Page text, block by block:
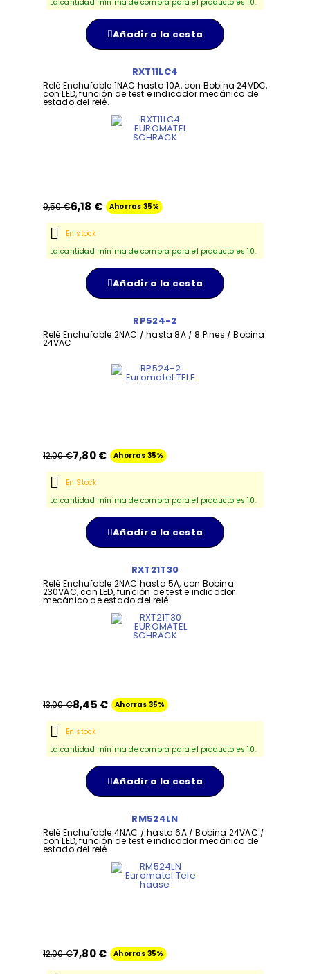
La cantidad mínima de compra para el producto es 10.
Añadir a la cesta
RXT11LC4
Relé Enchufable 1NAC hasta 10A, con Bobina 24VDC,
con LED, función de test e indicador mecánico de
estado del relé.
9,50 €6,18 € Ahorras 35%
En stock
La cantidad mínima de compra para el producto es 10.
Añadir a la cesta
RP524-2
Relé Enchufable 2NAC / hasta 8A / 8 Pines / Bobina
24VAC
12,00 €7,80 € Ahorras 35%
En Stock
La cantidad mínima de compra para el producto es 10.
Añadir a la cesta
RXT21T30
Relé Enchufable 2NAC hasta 5A, con Bobina
230VAC, con LED, función de test e indicador
mecánico de estado del relé.
13,00 €8,45 € Ahorras 35%
En stock
La cantidad mínima de compra para el producto es 10.
Añadir a la cesta
RM524LN
Relé Enchufable 4NAC / hasta 6A / Bobina 24VAC /
con LED, función de test e indicador mecánico de
estado del relé.
12,00 €7,80 € Ahorras 35%